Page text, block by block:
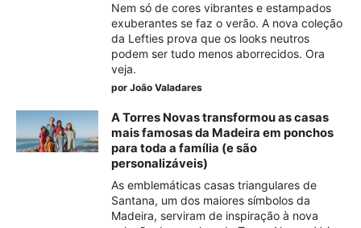
Nem só de cores vibrantes e estampados
exuberantes se faz o verão. A nova coleção
da Lefties prova que os looks neutros
podem ser tudo menos aborrecidos. Ora
veja.
por João Valadares
A Torres Novas transformou as casas
mais famosas da Madeira em ponchos
para toda a família (e são
personalizáveis)
As emblemáticas casas triangulares de
Santana, um dos maiores símbolos da
Madeira, serviram de inspiração à nova